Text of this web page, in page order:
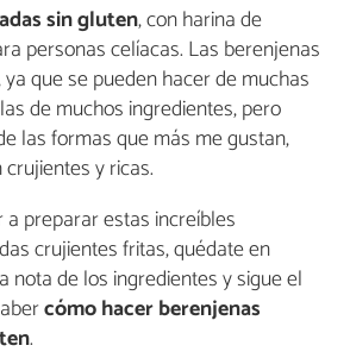
sin gluten, con harina de
personas celíacas. Las berenjenas
que se pueden hacer de muchas
de muchos ingredientes, pero
las formas que más me gustan,
y ricas.
preparar estas increíbles
crujientes fritas, quédate en
nota de los ingredientes y sigue el
cómo hacer berenjenas
.